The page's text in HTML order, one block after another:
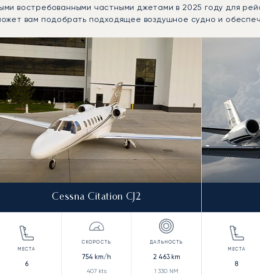
востребованными частными джетами в 2025 году для
вам подобрать подходящее воздушное судно и
по числу полётных движений в 2025 году
Места
(км)
Cessna Citation CJ2
6
754 km/h
407 kts
2 463km
1 330 NM
8